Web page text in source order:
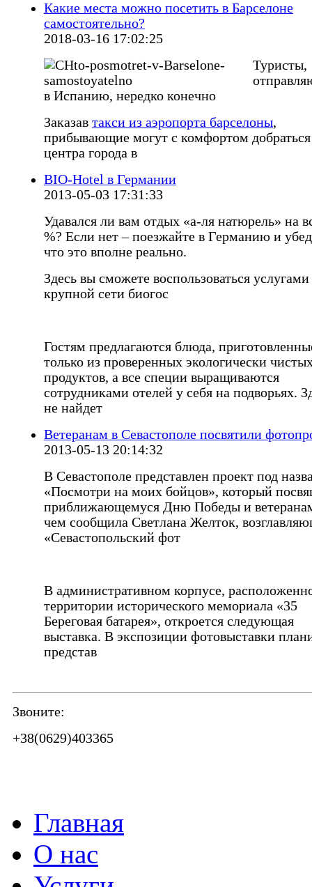
Какие места можно посетить в Барселоне
самостоятельно?
2018-03-16 17:02:25
Туристы,
в Испанию, нередко конечно
Заказав такси из аэропорта барселоны,
прибывающие могут с комфортом
центра города в
BIO-Hotel в Германии
2013-05-03 17:31:33
Удавался ли вам отдых «а-ля натюрель» на
%? Если нет – поезжайте в Германию и
что это вполне реально.
Здесь вы сможете воспользоваться
крупной сети биогос
Гостям предлагаются блюда,
только из проверенных экологически
продуктов, а все специи выращиваются
сотрудниками отелей у себя на подворьях.
не найдет
Ветеранам в Севастополе посвятили
2013-05-13 20:14:32
В Севастополе представлен проект под
«Посмотри на моих бойцов», который
приближающемуся Дню Победы и
чем сообщила Светлана Желток,
«Севастопольский фот
В административном корпусе,
территории исторического мемориала «35
Береговая батарея», откроется следующая
выставка. В экспозиции фотовыставки
представ
Звоните:
+38(0629)403365
Главная
О нас